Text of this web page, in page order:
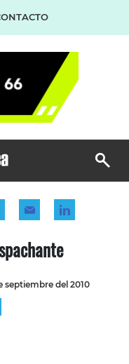
septiembre del 2010